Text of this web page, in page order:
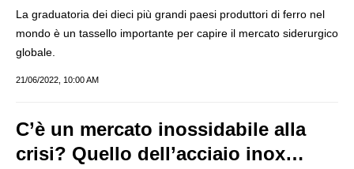
La graduatoria dei dieci più grandi paesi produttori di ferro nel
mondo è un tassello importante per capire il mercato siderurgico
globale.
21/06/2022, 10:00 AM
C’è un mercato inossidabile alla
crisi? Quello dell’acciaio inox…